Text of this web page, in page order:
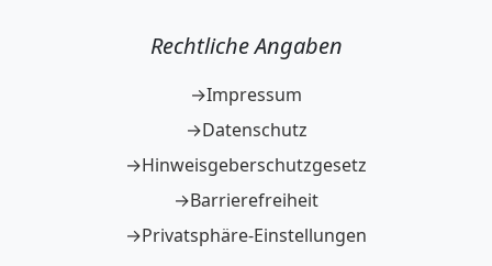
Rechtliche Angaben
Impressum
Datenschutz
Hinweisgeberschutzgesetz
Barrierefreiheit
Privatsphäre-Einstellungen